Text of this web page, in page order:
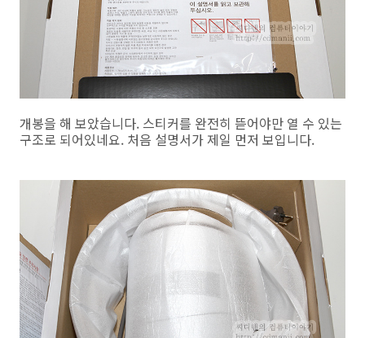
개봉을 해 보았습니다. 스티커를 완전히 뜯어야만 열 수 있는
구조로 되어있네요. 처음 설명서가 제일 먼저 보입니다.